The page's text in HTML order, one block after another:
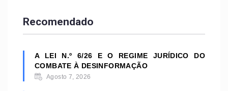
Recomendado
A LEI N.º 6/26 E O REGIME JURÍDICO DO
COMBATE À DESINFORMAÇÃO
Agosto 7, 2026